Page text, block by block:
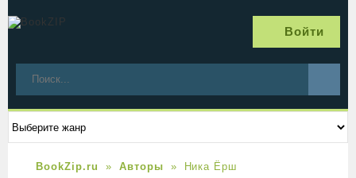
Войти
BookZip.ru Авторы Ника Ёрш